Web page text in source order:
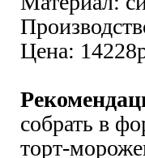
Цена:
собрать в
торт-